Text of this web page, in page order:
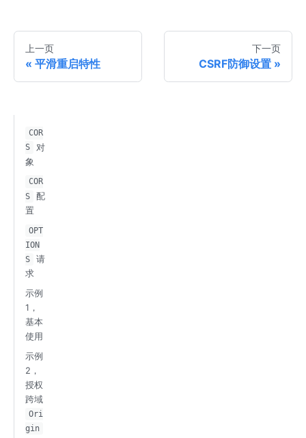
上一页
平滑重启特性
下一页
CSRF防御设置
COR
S
对
象
COR
S
配
置
OPT
ION
S
请
求
示例
1，
基本
使用
示例
2，
授权
跨域
Ori
gin